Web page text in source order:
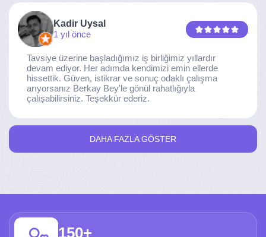
Kadir Uysal
1 yıl önce
Tavsiye üzerine başladığımız iş birliğimiz yıllardır
devam ediyor. Her adımda kendimizi emin ellerde
hissettik. Güven, istikrar ve sonuç odaklı çalışma
arıyorsanız Berkay Bey'le gönül rahatlığıyla
çalışabilirsiniz. Teşekkür ederiz.
DAHA FAZLA GÖSTER
150+